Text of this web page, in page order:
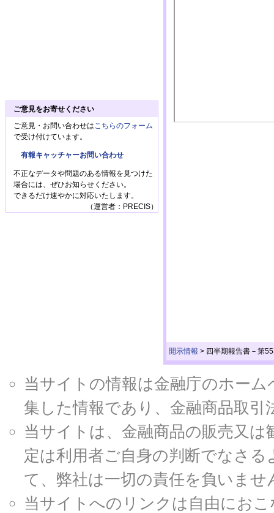
開示情報 > 四半期報告書－第
ご意見をお寄せください
ご意見・お問い合わせは こちらのフォーム
で受け付けています。
有報キャッチャーお問い合わせ
不正なデータや問題のある情報を見つけた
場合には、ぜひお知らせください。
できるだけ速やかに対応いたします。
（運営者：PRECIS）
当サイトの情報は金融庁のホー
集した情報であり、金融商品取
当サイトは、金融商品の販売又
定は利用者ご自身の判断でなさ
て、弊社は一切の責任を負いませ
当サイトへのリンクは自由にお